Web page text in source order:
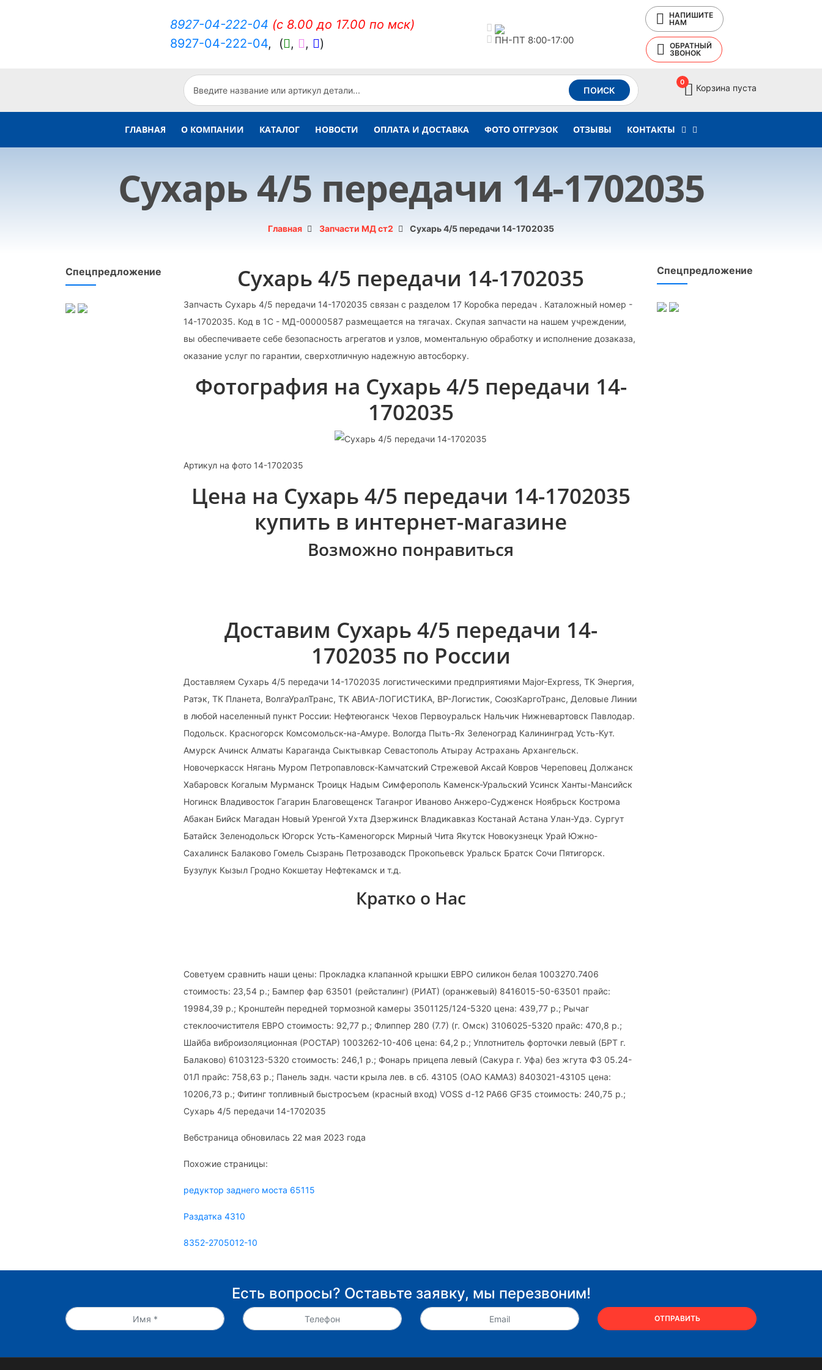
8927-04-222-04 (c 8.00 до 17.00 по мск)
8927-04-222-04, ( , , ) ПН-ПТ 8:00-17:00
НАПИШИТЕ
НАМ
ОБРАТНЫЙ
ЗВОНОК
ПОИСК
0
Корзина пуста
ГЛАВНАЯ О КОМПАНИИ КАТАЛОГ НОВОСТИ ОПЛАТА И ДОСТАВКА ФОТО ОТГРУЗОК ОТЗЫВЫ КОНТАКТЫ
Сухарь 4/5 передачи 14-1702035
Главная Запчасти МД ст2 Сухарь 4/5 передачи 14-1702035
Спецпредложение Сухарь 4/5 передачи 14-1702035
Запчасть Сухарь 4/5 передачи 14-1702035 связан с разделом 17 Коробка передач . Каталожный номер -
14-1702035. Код в 1С - МД-00000587 размещается на тягачах. Скупая запчасти на нашем учреждении,
вы обеспечиваете себе безопасность агрегатов и узлов, моментальную обработку и исполнение дозаказа,
оказание услуг по гарантии, сверхотличную надежную автосборку.
Фотография на Сухарь 4/5 передачи 14-
1702035
Артикул на фото 14-1702035
Цена на Сухарь 4/5 передачи 14-1702035
купить в интернет-магазине
Возможно понравиться
Доставим Сухарь 4/5 передачи 14-
1702035 по России
Доставляем Сухарь 4/5 передачи 14-1702035 логистическими предприятиями Major-Express, ТК Энергия,
Ратэк, ТК Планета, ВолгаУралТранс, ТК АВИА-ЛОГИСТИКА, ВР-Логистик, СоюзКаргоТранс, Деловые Линии
в любой населенный пункт России: Нефтеюганск Чехов Первоуральск Нальчик Нижневартовск Павлодар.
Подольск. Красногорск Комсомольск-на-Амуре. Вологда Пыть-Ях Зеленоград Калининград Усть-Кут.
Амурск Ачинск Алматы Караганда Сыктывкар Севастополь Атырау Астрахань Архангельск.
Новочеркасск Нягань Муром Петропавловск-Камчатский Стрежевой Аксай Ковров Череповец Должанск
Хабаровск Когалым Мурманск Троицк Надым Симферополь Каменск-Уральский Усинск Ханты-Мансийск
Ногинск Владивосток Гагарин Благовещенск Таганрог Иваново Анжеро-Судженск Ноябрьск Кострома
Абакан Бийск Магадан Новый Уренгой Ухта Дзержинск Владикавказ Костанай Астана Улан-Удэ. Сургут
Батайск Зеленодольск Югорск Усть-Каменогорск Мирный Чита Якутск Новокузнецк Урай Южно-
Сахалинск Балаково Гомель Сызрань Петрозаводск Прокопьевск Уральск Братск Сочи Пятигорск.
Бузулук Кызыл Гродно Кокшетау Нефтекамск и т.д.
Кратко о Нас
Советуем сравнить наши цены: Прокладка клапанной крышки ЕВРО силикон белая 1003270.7406
стоимость: 23,54 р.; Бампер фар 63501 (рейсталинг) (РИАТ) (оранжевый) 8416015-50-63501 прайс:
19984,39 р.; Кронштейн передней тормозной камеры 3501125/124-5320 цена: 439,77 р.; Рычаг
стеклоочистителя ЕВРО стоимость: 92,77 р.; Флиппер 280 (7.7) (г. Омск) 3106025-5320 прайс: 470,8 р.;
Шайба виброизоляционная (РОСТАР) 1003262-10-406 цена: 64,2 р.; Уплотнитель форточки левый (БРТ г.
Балаково) 6103123-5320 стоимость: 246,1 р.; Фонарь прицепа левый (Сакура г. Уфа) без жгута Ф3 05.24-
01Л прайс: 758,63 р.; Панель задн. части крыла лев. в сб. 43105 (ОАО КАМАЗ) 8403021-43105 цена:
10206,73 р.; Фитинг топливный быстросъем (красный вход) VOSS d-12 РА66 GF35 стоимость: 240,75 р.;
Сухарь 4/5 передачи 14-1702035
Вебстраница обновилась 22 мая 2023 года
Похожие страницы:
редуктор заднего моста 65115
Раздатка 4310
8352-2705012-10
Спецпредложение
Есть вопросы? Оставьте заявку, мы перезвоним!
ОТПРАВИТЬ